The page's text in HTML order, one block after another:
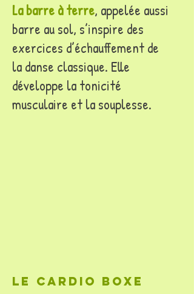
La barre à terre, appelée aussi
barre au sol, s’inspire des
exercices d’échauffement de
la danse classique. Elle
développe la tonicité
musculaire et la souplesse.
le cardio boxe